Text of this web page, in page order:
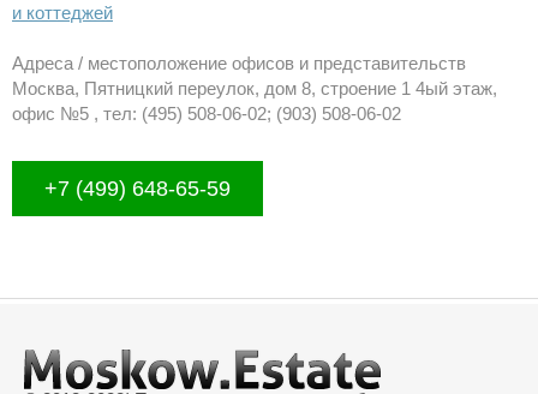
и коттеджей
Адреса / местоположение офисов и представительств
Москва, Пятницкий переулок, дом 8, строение 1 4ый этаж,
офис №5 , тел: (495) 508-06-02; (903) 508-06-02
+7 (499) 648-65-59